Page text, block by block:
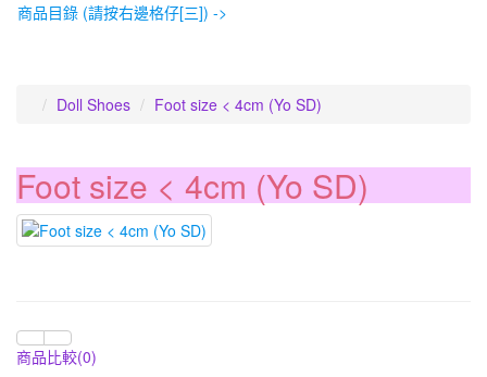
商品目錄 (請按右邊格仔[三]) ->
Doll Shoes Foot size < 4cm (Yo SD)
Foot size < 4cm (Yo SD)
商品比較(0)